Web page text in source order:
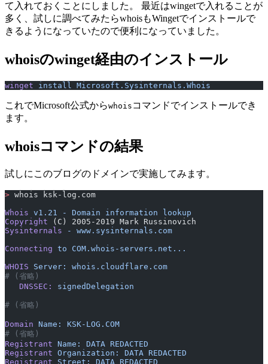
て入れておくことにしました。 最近はwingetで入れることが
多く、試しに調べてみたらwhoisもWingetでインストールで
きるようになっていたので便利になっていました。
whoisのwinget経由のインストール
winget install Microsoft.Sysinternals.Whois
これでMicrosoft公式からwhois コマンドでインストールでき
ます。
whoisコマンドの結果
試しにこのブログのドメインで実施してみます。
> whois ksk-log.com
Whois v1.21 - Domain information lookup
Copyright (C) 2005-2019 Mark Russinovich
Sysinternals -
www.sysinternals.com
Connecting to COM.whois-servers.net...
WHOIS Server:
whois.cloudflare.com
# (省略)
   DNSSEC:
signedDelegation
# (省略)
Domain Name:
KSK-LOG.COM
# (省略)
Registrant Name: DATA REDACTED
Registrant Organization: DATA REDACTED
Registrant Street: DATA REDACTED